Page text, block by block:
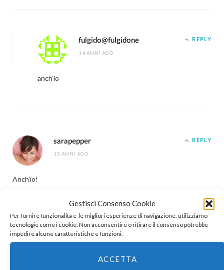
Gestisci Consenso Cookie
Per fornire funzionalità e le migliori esperienze di navigazione, utilizziamo
tecnologie come i cookie. Non acconsentire o ritirare il consenso potrebbe
impedire alcune caratteristiche e funzioni.
ACCETTA
fulgido@fulgidone
14 ANNI AGO
REPLY
anch’io
sarapepper
13 ANNI AGO
REPLY
Anch’io!
riru REPLY